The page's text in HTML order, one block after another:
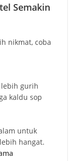
Semakin
nikmat, coba
lebih gurih
kaldu sop
untuk
hangat.